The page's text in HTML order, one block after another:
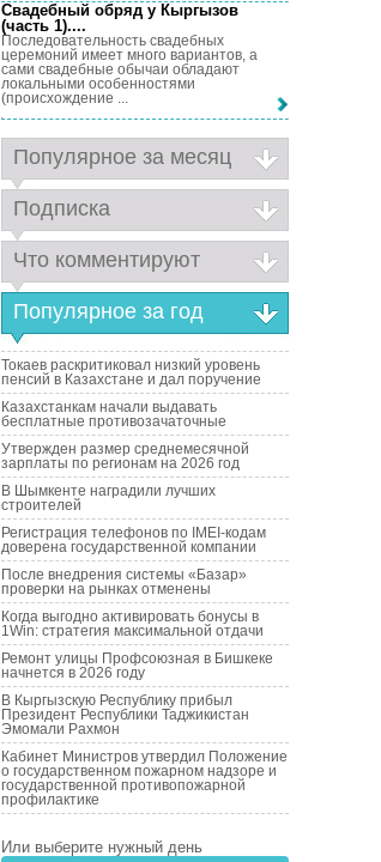
Свадебный обряд у Кыргызов
(часть 1)....
Последовательность свадебных
церемоний имеет много вариантов, а
сами свадебные обычаи обладают
локальными особенностями
(происхождение ...
Популярное за месяц
Подписка
Что комментируют
Популярное за год
Токаев раскритиковал низкий уровень
пенсий в Казахстане и дал поручение
Казахстанкам начали выдавать
бесплатные противозачаточные
Утвержден размер среднемесячной
зарплаты по регионам на 2026 год
В Шымкенте наградили лучших
строителей
Регистрация телефонов по IMEI-кодам
доверена государственной компании
После внедрения системы «Базар»
проверки на рынках отменены
Когда выгодно активировать бонусы в
1Win: стратегия максимальной отдачи
Ремонт улицы Профсоюзная в Бишкеке
начнется в 2026 году
В Кыргызскую Республику прибыл
Президент Республики Таджикистан
Эмомали Рахмон
Кабинет Министров утвердил Положение
о государственном пожарном надзоре и
государственной противопожарной
профилактике
Или выберите нужный день